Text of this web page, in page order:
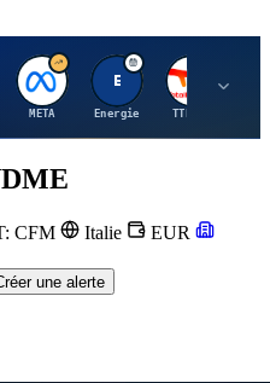
M
META
E
Energie
T
TTE.PA
CFM Italie
EUR
une alerte